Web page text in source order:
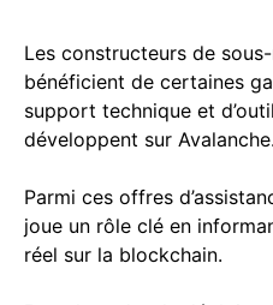
Les constructeurs de
bénéficient de certaines
support technique et
développent sur Avalanche.
Parmi ces offres
joue un rôle clé en
réel sur la blockchain.